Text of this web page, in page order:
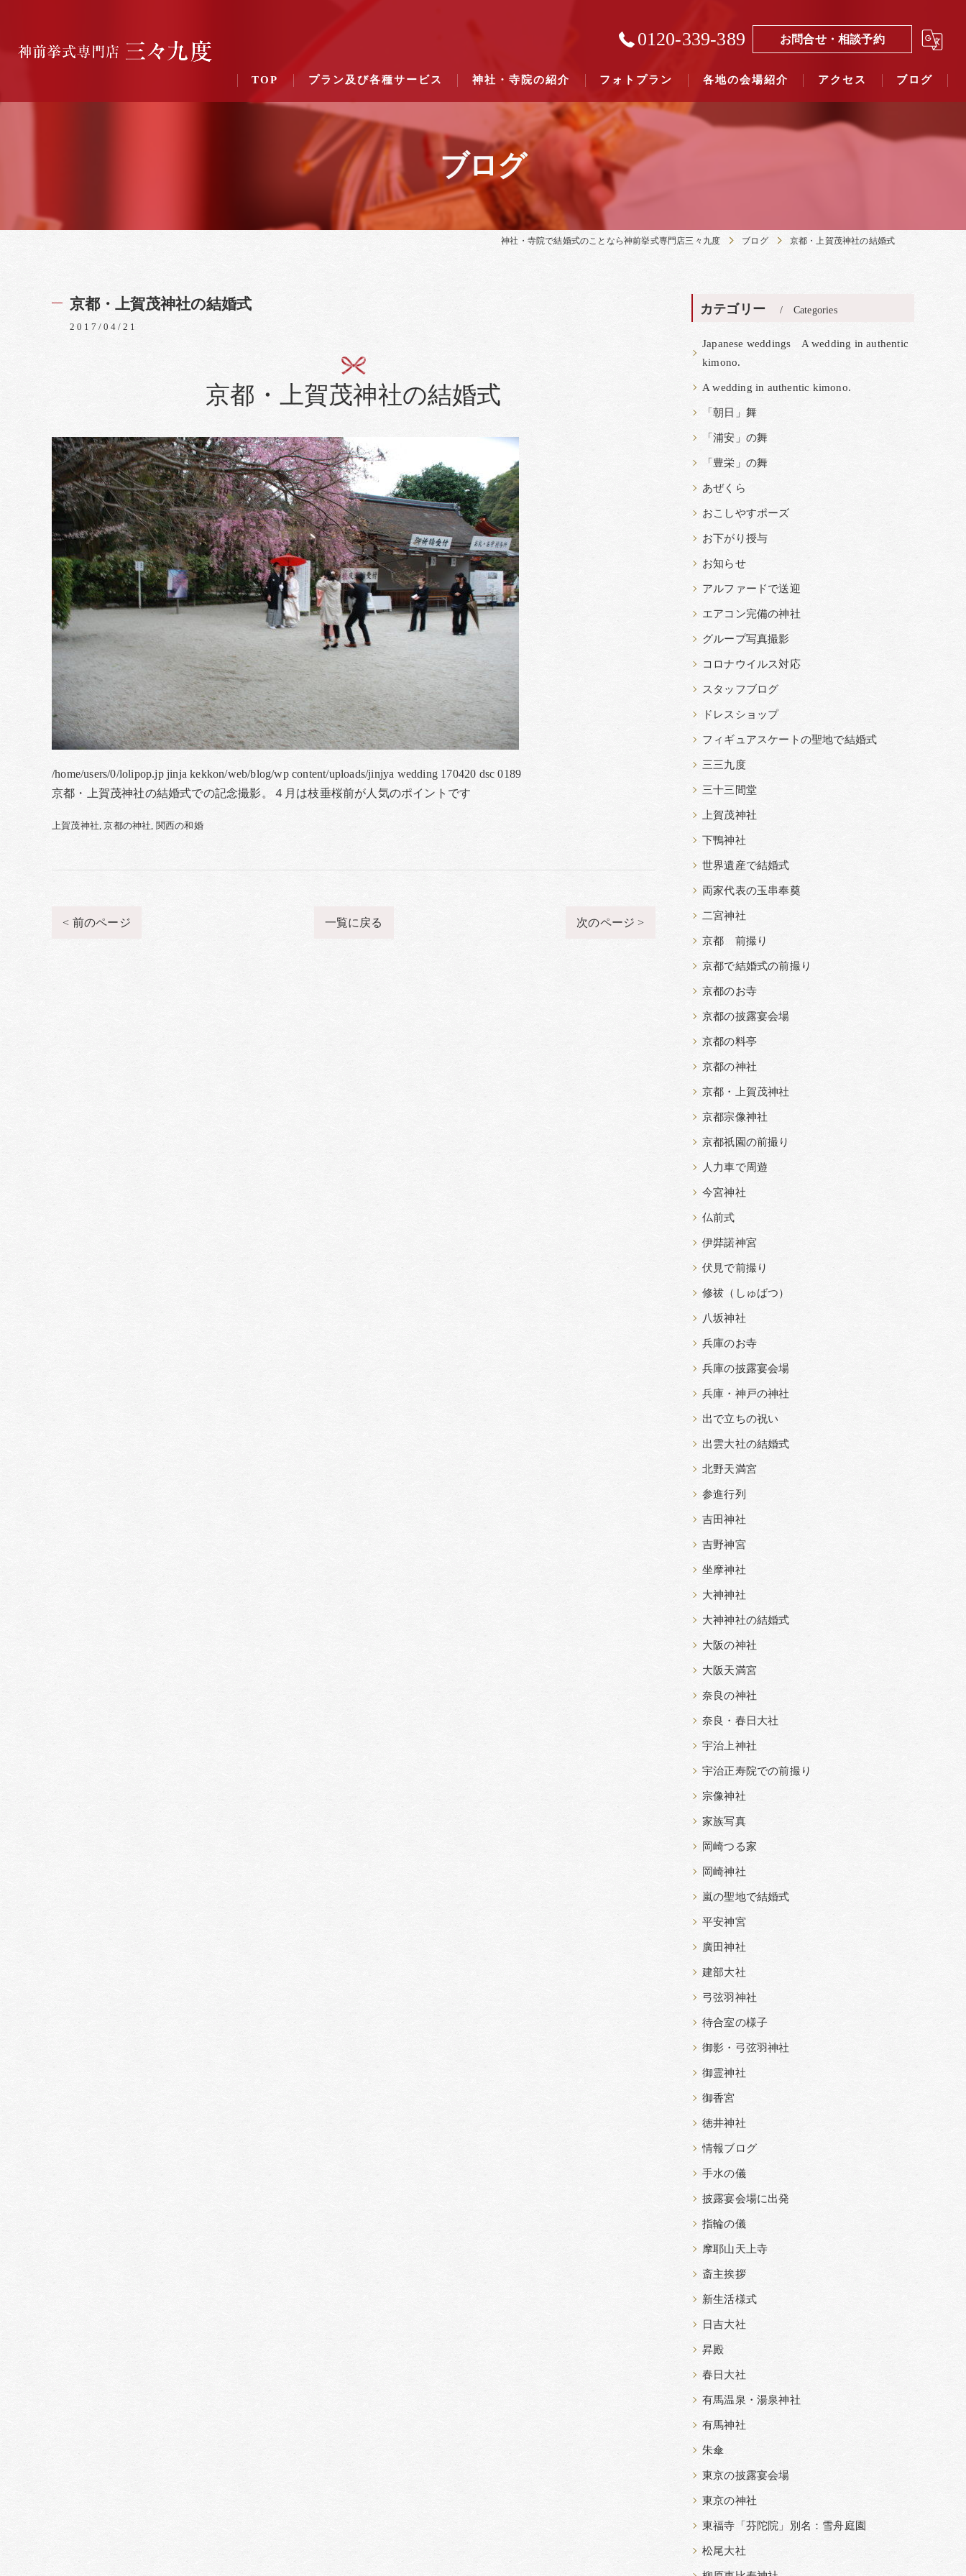
0120-339-389 お問合せ・相談予約
TOP プラン及び各種サービス 神社・寺院の紹介
結婚式のできる東京都下の神社一覧（４０社寺）｜三々九度東京
結婚式のできる関東六県の神社一覧（７５社）県別表示｜三々九度東京
フォトプラン 各地の会場紹介 アクセス ブログ
ブログ
神社・寺院で結婚式のことなら神前挙式専門店三々九度 ブログ 京都・上賀茂神社の結婚式
京都・上賀茂神社の結婚式
2017/04/21
京都・上賀茂神社の結婚式
/home/users/0/lolipop.jp jinja kekkon/web/blog/wp content/uploads/jinjya wedding 170420 dsc 0189
京都・上賀茂神社の結婚式での記念撮影。４月は枝垂桜前が人気のポイントです
上賀茂神社 京都の神社 関西の和婚
< 前のページ 一覧に戻る 次のページ >
カテゴリー Categories
Japanese weddings A wedding in authentic
kimono.
A wedding in authentic kimono.
「朝日」舞
「浦安」の舞
「豊栄」の舞
あぜくら
おこしやすポーズ
お下がり授与
お知らせ
アルファードで送迎
エアコン完備の神社
グループ写真撮影
コロナウイルス対応
スタッフブログ
ドレスショップ
フィギュアスケートの聖地で結婚式
三三九度
三十三間堂
上賀茂神社
下鴨神社
世界遺産で結婚式
両家代表の玉串奉奠
二宮神社
京都 前撮り
京都で結婚式の前撮り
京都のお寺
京都の披露宴会場
京都の料亭
京都の神社
京都・上賀茂神社
京都宗像神社
京都祇園の前撮り
人力車で周遊
今宮神社
仏前式
伊弉諾神宮
伏見で前撮り
修祓（しゅばつ）
八坂神社
兵庫のお寺
兵庫の披露宴会場
兵庫・神戸の神社
出で立ちの祝い
出雲大社の結婚式
北野天満宮
参進行列
吉田神社
吉野神宮
坐摩神社
大神神社
大神神社の結婚式
大阪の神社
大阪天満宮
奈良の神社
奈良・春日大社
宇治上神社
宇治正寿院での前撮り
宗像神社
家族写真
岡崎つる家
岡崎神社
嵐の聖地で結婚式
平安神宮
廣田神社
建部大社
弓弦羽神社
待合室の様子
御影・弓弦羽神社
御霊神社
御香宮
徳井神社
情報ブログ
手水の儀
披露宴会場に出発
指輪の儀
摩耶山天上寺
斎主挨拶
新生活様式
日吉大社
昇殿
春日大社
有馬温泉・湯泉神社
有馬神社
朱傘
東京の披露宴会場
東京の神社
東福寺「芬陀院」別名：雪舟庭園
松尾大社